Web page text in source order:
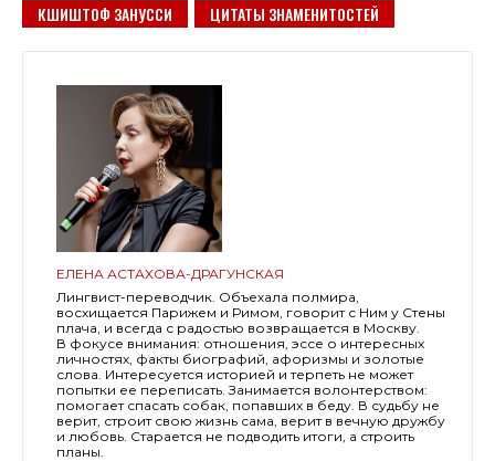
КШИШТОФ ЗАНУССИ ЦИТАТЫ ЗНАМЕНИТОСТЕЙ
ЕЛЕНА АСТАХОВА-ДРАГУНСКАЯ
Лингвист-переводчик. Объехала полмира,
восхищается Парижем и Римом, говорит с Ним у Стены
плача, и всегда с радостью возвращается в Москву.
В фокусе внимания: отношения, эссе о интересных
личностях, факты биографий, афоризмы и золотые
слова. Интересуется историей и терпеть не может
попытки ее переписать. Занимается волонтерством:
помогает спасать собак, попавших в беду. В судьбу не
верит, строит свою жизнь сама, верит в вечную дружбу
и любовь. Старается не подводить итоги, а строить
планы.